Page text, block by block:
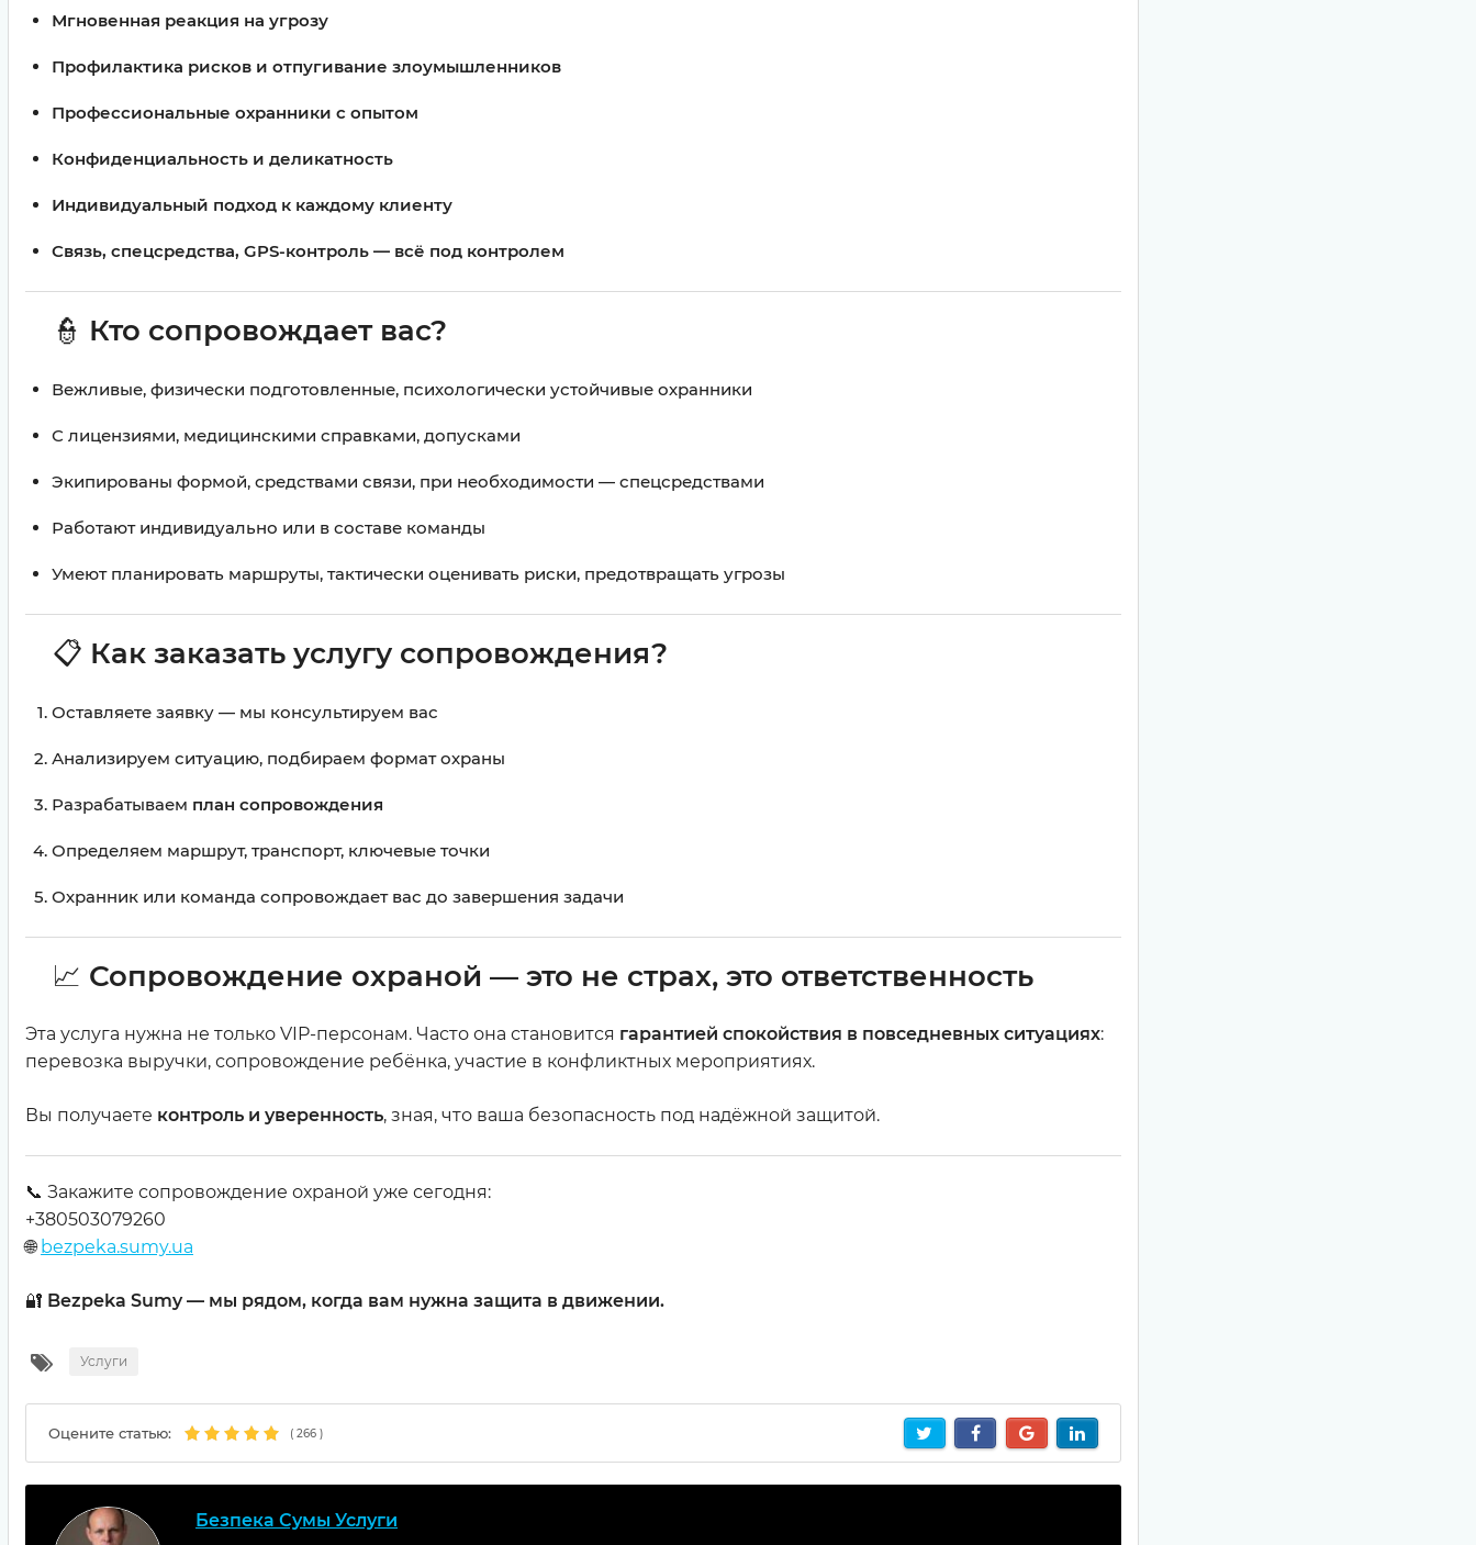
Мгновенная реакция на угрозу
Профилактика рисков и отпугивание злоумышленников
Профессиональные охранники с опытом
Конфиденциальность и деликатность
Индивидуальный подход к каждому клиенту
Связь, спецсредства, GPS-контроль — всё под контролем
👮 Кто сопровождает вас?
Вежливые, физически подготовленные, психологически устойчивые охранники
С лицензиями, медицинскими справками, допусками
Экипированы формой, средствами связи, при необходимости — спецсредствами
Работают индивидуально или в составе команды
Умеют планировать маршруты, тактически оценивать риски, предотвращать угрозы
📋 Как заказать услугу сопровождения?
Оставляете заявку — мы консультируем вас
Анализируем ситуацию, подбираем формат охраны
Разрабатываем план сопровождения
Определяем маршрут, транспорт, ключевые точки
Охранник или команда сопровождает вас до завершения задачи
📈 Сопровождение охраной — это не страх, это ответственность
Эта услуга нужна не только VIP-персонам. Часто она становится гарантией спокойствия в повседневных ситуациях:
перевозка выручки, сопровождение ребёнка, участие в конфликтных мероприятиях.
Вы получаете контроль и уверенность, зная, что ваша безопасность под надёжной защитой.
📞 Закажите сопровождение охраной уже сегодня:
+380503079260
🌐 bezpeka.sumy.ua
🔐 Bezpeka Sumy — мы рядом, когда вам нужна защита в движении.
Услуги
Оцените статью: ( 266 )
Безпека Сумы Услуги